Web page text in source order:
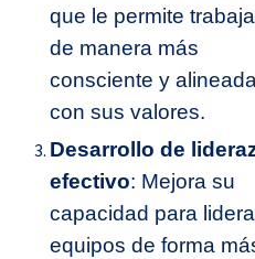
que le permite
de manera más
consciente y alineada
con sus valores.
Desarrollo de
efectivo: Mejora su
capacidad para
equipos de forma